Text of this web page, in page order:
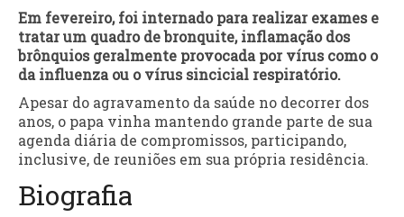
Em fevereiro, foi internado para realizar exames e
tratar um quadro de bronquite, inflamação dos
brônquios geralmente provocada por vírus como o
da influenza ou o vírus sincicial respiratório.
Apesar do agravamento da saúde no decorrer dos
anos, o papa vinha mantendo grande parte de sua
agenda diária de compromissos, participando,
inclusive, de reuniões em sua própria residência.
Biografia